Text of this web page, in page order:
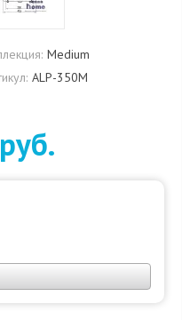
Medium
ALP-350M